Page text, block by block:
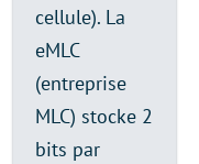
cellule). La
eMLC
(entreprise
MLC) stocke 2
bits par